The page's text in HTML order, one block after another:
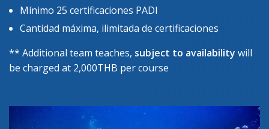
Mínimo 25 certificaciones PADI
Cantidad máxima, ilimitada de certificaciones
** Additional team teaches, subject to availability will
be charged at 2,000THB per course